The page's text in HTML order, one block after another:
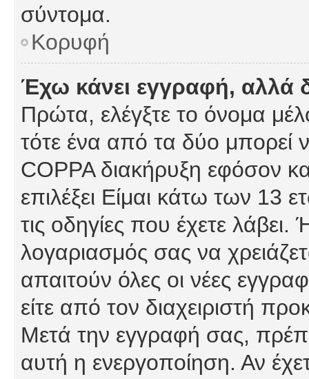
σύντομα.
Κορυφή
Έχω κάνει εγγραφή,
Πρώτα, ελέγξτε το όνομα
τότε ένα από τα δύο μπορεί
COPPA διακήρυξη εφόσον
επιλέξει Είμαι κάτω των 13
τις οδηγίες που έχετε λάβει.
λογαριασμός σας να
απαιτούν όλες οι νέες
είτε από τον διαχειριστή
Μετά την εγγραφή σας,
αυτή η ενεργοποίηση. Αν